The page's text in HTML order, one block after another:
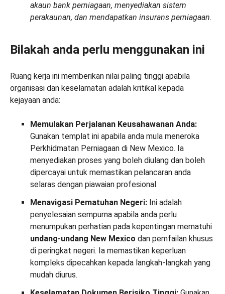
akaun bank perniagaan, menyediakan sistem
perakaunan, dan mendapatkan insurans perniagaan.
Bilakah anda perlu menggunakan ini
Ruang kerja ini memberikan nilai paling tinggi apabila
organisasi dan keselamatan adalah kritikal kepada
kejayaan anda:
Memulakan Perjalanan Keusahawanan Anda:
Gunakan templat ini apabila anda mula meneroka
Perkhidmatan Perniagaan di New Mexico. Ia
menyediakan proses yang boleh diulang dan boleh
dipercayai untuk memastikan pelancaran anda
selaras dengan piawaian profesional.
Menavigasi Pematuhan Negeri: Ini adalah
penyelesaian sempurna apabila anda perlu
menumpukan perhatian pada kepentingan mematuhi
undang-undang New Mexico dan pemfailan khusus
di peringkat negeri. Ia memastikan keperluan
kompleks dipecahkan kepada langkah-langkah yang
mudah diurus.